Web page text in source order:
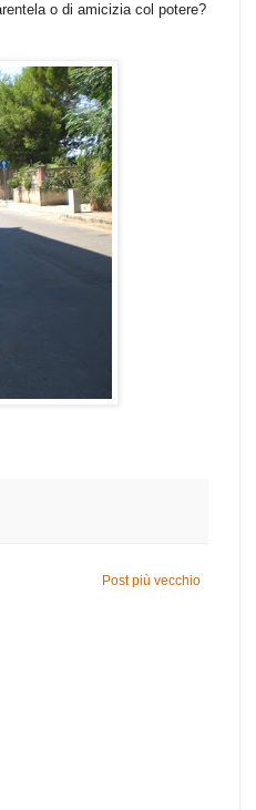
o di amicizia col potere?
Post più vecchio